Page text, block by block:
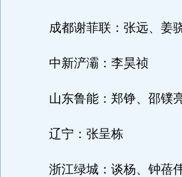
成都谢菲联：张远、姜
中新浐灞：李昊祯
山东鲁能：郑铮、邵镤
辽宁：张呈栋
浙江绿城：谈杨、钟蓓